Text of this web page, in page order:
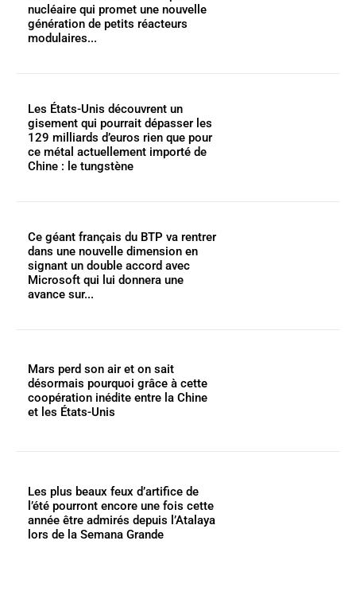
nucléaire qui promet une nouvelle
génération de petits réacteurs
modulaires...
Les États-Unis découvrent un
gisement qui pourrait dépasser les
129 milliards d’euros rien que pour
ce métal actuellement importé de
Chine : le tungstène
Ce géant français du BTP va rentrer
dans une nouvelle dimension en
signant un double accord avec
Microsoft qui lui donnera une
avance sur...
Mars perd son air et on sait
désormais pourquoi grâce à cette
coopération inédite entre la Chine
et les États-Unis
Les plus beaux feux d’artifice de
l’été pourront encore une fois cette
année être admirés depuis l’Atalaya
lors de la Semana Grande